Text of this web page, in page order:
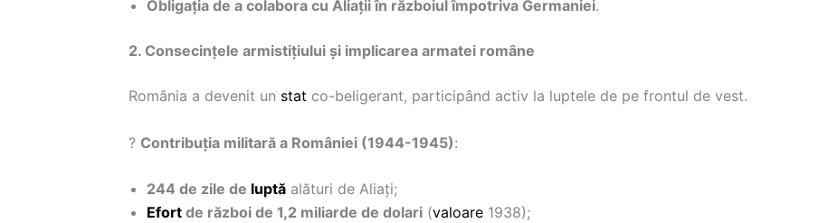
Obligația de a colabora cu Aliații în războiul împotriva Germaniei.
2. Consecințele armistițiului și implicarea armatei române
România a devenit un stat co-beligerant, participând activ la luptele de pe frontul de vest.
? Contribuția militară a României (1944-1945):
244 de zile de luptă alături de Aliați;
Efort de război de 1,2 miliarde de dolari (valoare 1938);